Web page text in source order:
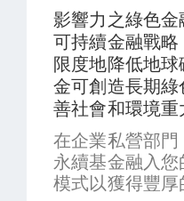
影響力之綠色金
可持續金融戰
限度地降低地
金可創造長期綠
善社會和環境重
在企業私營部
永續基金融入
模式以獲得豐厚